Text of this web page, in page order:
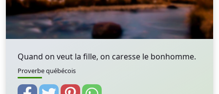
Quand on veut la fille, on caresse le bonhomme.
Proverbe québécois